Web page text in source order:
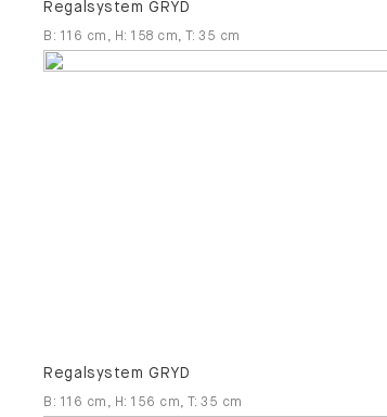
Regalsystem GRYD
B : 116 cm , H : 158 cm, T:35 cm
Regalsystem GRYD
B : 116 cm , H : 156 cm, T:35 cm